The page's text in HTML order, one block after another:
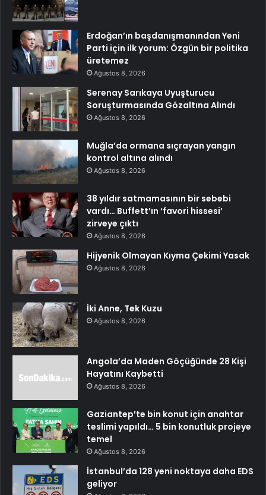
Erdoğan’ın başdanışmanından Yeni
Parti için ilk yorum: Özgün bir politika
üretemez
Ağustos 8, 2026
Serenay Sarıkaya Uyuşturucu
Soruşturmasında Gözaltına Alındı
Ağustos 8, 2026
Muğla’da ormana sıçrayan yangın
kontrol altına alındı
Ağustos 8, 2026
38 yıldır satmamasının bir sebebi
vardı… Buffett’ın ‘favori hissesi’
zirveye çıktı
Ağustos 8, 2026
Hijyenik Olmayan Kıyma Çekimi Yasak
Ağustos 8, 2026
İki Anne, Tek Kuzu
Ağustos 8, 2026
Angola’da Maden Göçüğünde 28 Kişi
Hayatını Kaybetti
Ağustos 8, 2026
Gaziantep’te bin konut için anahtar
teslimi yapıldı… 5 bin konutluk projeye
temel
Ağustos 8, 2026
İstanbul’da 128 yeni noktaya daha EDS
geliyor